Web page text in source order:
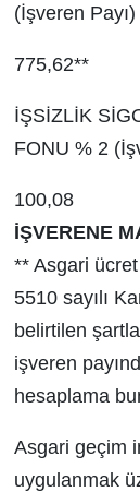
(İşveren Payı)
775,62**
İŞSİZLİK
FONU % 2
100,08
İŞVERENE
** Asgari
5510 sayılı
belirtilen
işveren
hesaplama
Asgari geçim
uygulanmak